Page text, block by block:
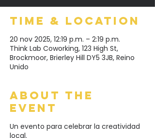
Time & Location
20 nov 2025, 12:19 p.m. – 2:19 p.m.
Think Lab Coworking, 123 High St,
Brockmoor, Brierley Hill DY5 3JB, Reino
Unido
About the
event
Un evento para celebrar la creatividad
local.